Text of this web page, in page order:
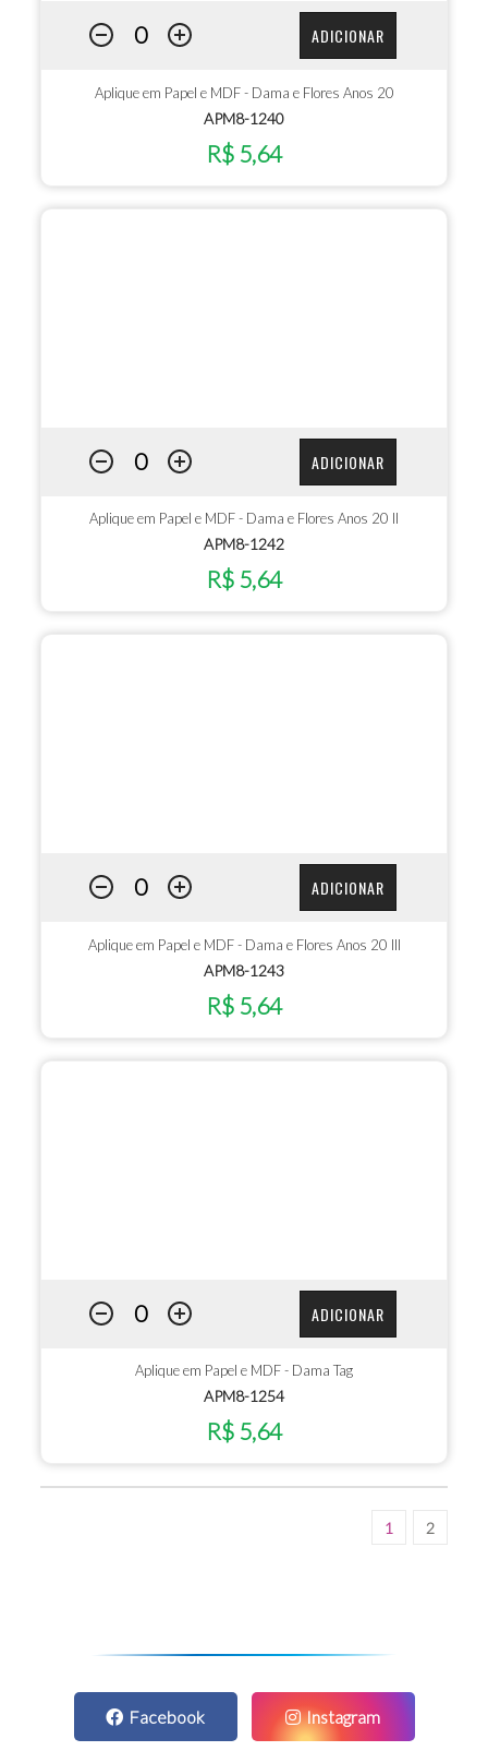
ADICIONAR
Aplique em Papel e MDF - Dama e Flores Anos 20
APM8-1240
R$ 5,64
ADICIONAR
Aplique em Papel e MDF - Dama e Flores Anos 20 II
APM8-1242
R$ 5,64
ADICIONAR
Aplique em Papel e MDF - Dama e Flores Anos 20 III
APM8-1243
R$ 5,64
ADICIONAR
Aplique em Papel e MDF - Dama Tag
APM8-1254
R$ 5,64
1 2
Facebook Instagram